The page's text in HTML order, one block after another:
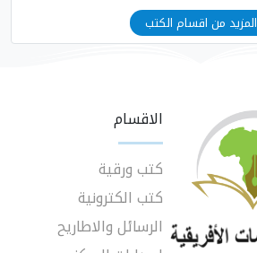
المزيد من اقسام الكتب
الاقسام
كتب ورقية
كتب الكترونية
الرسائل والاطاريح